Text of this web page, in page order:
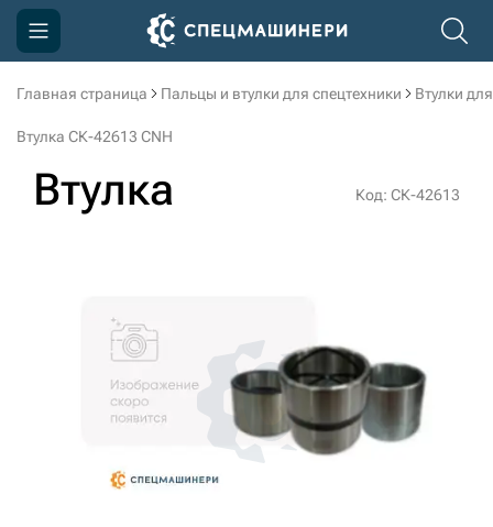
Главная страница Пальцы и втулки для спецтехники Втулки
Втулка СК-42613 CNH
Втулка Код: СК-42613
Компания
Доставка и оплата
3D тур по производству
3D тур по складам
sksale@skdst.ru